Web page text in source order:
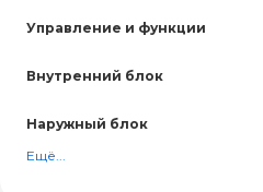
Управление и функции
Внутренний блок
Наружный блок
Ещё...